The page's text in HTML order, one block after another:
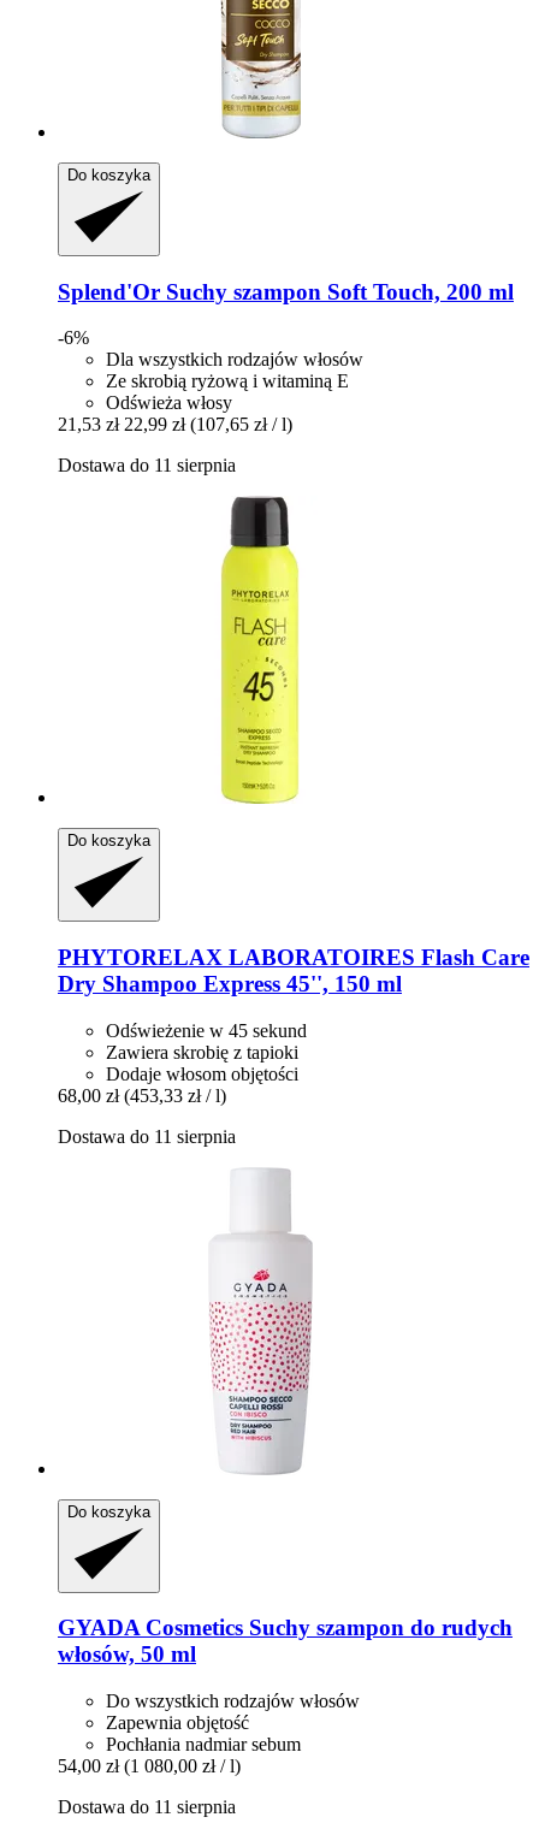
Do koszyka
Splend'Or Suchy szampon Soft Touch, 200 ml
-6%
Dla wszystkich rodzajów włosów
Ze skrobią ryżową i witaminą E
Odświeża włosy
21,53 zł 22,99 zł (107,65 zł / l)
Dostawa do 11 sierpnia
Do koszyka
PHYTORELAX LABORATOIRES Flash Care
Dry Shampoo Express 45'', 150 ml
Odświeżenie w 45 sekund
Zawiera skrobię z tapioki
Dodaje włosom objętości
68,00 zł (453,33 zł / l)
Dostawa do 11 sierpnia
Do koszyka
GYADA Cosmetics Suchy szampon do rudych
włosów, 50 ml
Do wszystkich rodzajów włosów
Zapewnia objętość
Pochłania nadmiar sebum
54,00 zł (1 080,00 zł / l)
Dostawa do 11 sierpnia